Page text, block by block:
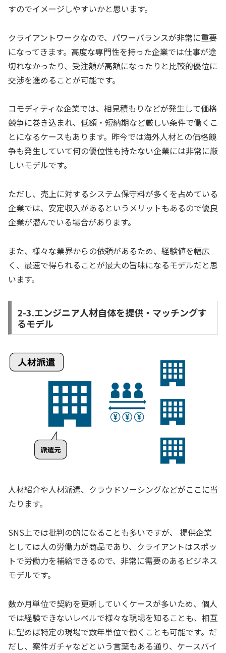
すのでイメージしやすいかと思います。
クライアントワークなので、パワーバランスが非常に重要
になってきます。高度な専門性を持った企業では仕事が途
切れなかったり、受注額が高額になったりと比較的優位に
交渉を進めることが可能です。
コモディティな企業では、相見積もりなどが発生して価格
競争に巻き込まれ、低額・短納期など厳しい条件で働くこ
とになるケースもあります。昨今では海外人材との価格競
争も発生していて何の優位性も持たない企業には非常に厳
しいモデルです。
ただし、売上に対するシステム保守料が多くを占めている
企業では、安定収入があるというメリットもあるので優良
企業が潜んでいる場合があります。
また、様々な業界からの依頼があるため、経験値を幅広
く、最速で得られることが最大の旨味になるモデルだと思
います。
2-3.エンジニア人材自体を提供・マッチングす
るモデル
人材紹介や人材派遣、クラウドソーシングなどがここに当
たります。
SNS上では批判の的になることも多いですが、 提供企業
としては人の労働力が商品であり、クライアントはスポッ
トで労働力を補給できるので、非常に需要のあるビジネス
モデルです。
数か月単位で契約を更新していくケースが多いため、個人
では経験できないレベルで様々な現場を知ることも、相互
に望めば特定の現場で数年単位で働くことも可能です。だ
だし、案件ガチャなどという言葉もある通り、ケースバイ